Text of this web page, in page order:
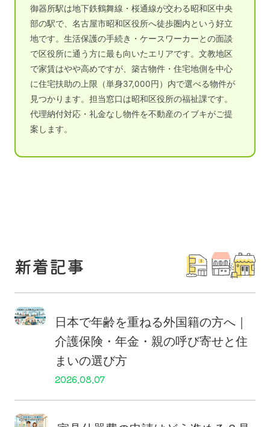
御器所駅は地下鉄鶴舞線・桜通線が交わる昭和区中央
部の駅で、名古屋市昭和区役所へ徒歩圏内という好立
地です。生活保護の手続き・ケースワーカーとの面談
で区役所に通う方に最も向いたエリアです。文教地区
で家賃はやや高めですが、築古物件・住宅地側を中心
に住宅扶助の上限（単身37,000円）内で選べる物件が
見つかります。担当窓口は昭和区役所の福祉課です。
代理納付対応・礼金なし物件を不動産のイブキがご提
案します。
新着記事
日本で年齢を重ねる外国籍の方へ｜
介護保険・年金・親の呼び寄せと住
まいの選び方
2026.08.07